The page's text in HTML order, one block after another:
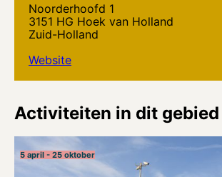
Noorderhoofd 1
3151 HG Hoek van Holland
Zuid-Holland
Website
Activiteiten in dit gebied
5 april - 25 oktober